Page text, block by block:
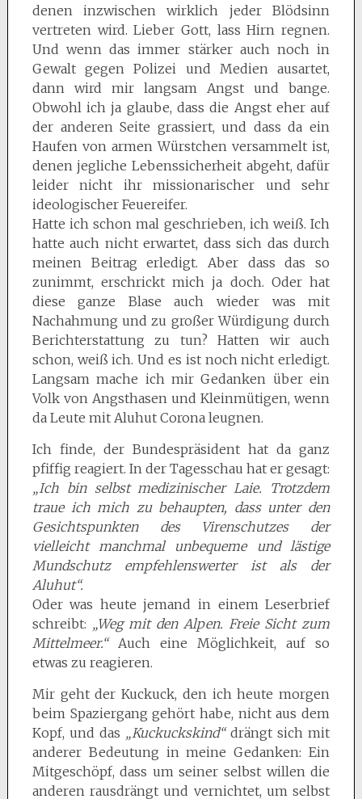
denen inzwischen wirklich jeder Blödsinn
vertreten wird. Lieber Gott, lass Hirn regnen.
Und wenn das immer stärker auch noch in
Gewalt gegen Polizei und Medien ausartet,
dann wird mir langsam Angst und bange.
Obwohl ich ja glaube, dass die Angst eher auf
der anderen Seite grassiert, und dass da ein
Haufen von armen Würstchen versammelt ist,
denen jegliche Lebenssicherheit abgeht, dafür
leider nicht ihr missionarischer und sehr
ideologischer Feuereifer.
Hatte ich schon mal geschrieben, ich weiß. Ich
hatte auch nicht erwartet, dass sich das durch
meinen Beitrag erledigt. Aber dass das so
zunimmt, erschrickt mich ja doch. Oder hat
diese ganze Blase auch wieder was mit
Nachahmung und zu großer Würdigung durch
Berichterstattung zu tun? Hatten wir auch
schon, weiß ich. Und es ist noch nicht erledigt.
Langsam mache ich mir Gedanken über ein
Volk von Angsthasen und Kleinmütigen, wenn
da Leute mit Aluhut Corona leugnen.
Ich finde, der Bundespräsident hat da ganz
pfiffig reagiert. In der Tagesschau hat er gesagt:
„Ich bin selbst medizinischer Laie. Trotzdem
traue ich mich zu behaupten, dass unter den
Gesichtspunkten des Virenschutzes der
vielleicht manchmal unbequeme und lästige
Mundschutz empfehlenswerter ist als der
Aluhut“.
Oder was heute jemand in einem Leserbrief
schreibt: „Weg mit den Alpen. Freie Sicht zum
Mittelmeer.“Auch eine Möglichkeit, auf so
etwas zu reagieren.
Mir geht der Kuckuck, den ich heute morgen
beim Spaziergang gehört habe, nicht aus dem
Kopf, und das „Kuckuckskind“drängt sich mit
anderer Bedeutung in meine Gedanken: Ein
Mitgeschöpf, dass um seiner selbst willen die
anderen rausdrängt und vernichtet, um selbst